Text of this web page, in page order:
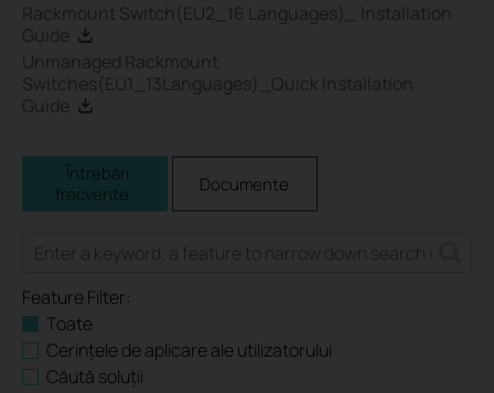
Rackmount Switch(EU2_16 Languages)_ Installation
Guide
Unmanaged Rackmount
Switches(EU1_13Languages)_Quick Installation
Guide
Întrebări
frecvente
Documente
Feature Filter:
Toate
Cerințele de aplicare ale utilizatorului
Căută soluții